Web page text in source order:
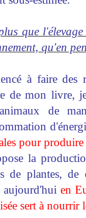
que
qu'en
à faire des
de mon livre,
de
pour
la
de plantes, de
aujourd'hui en
sert à nourrir